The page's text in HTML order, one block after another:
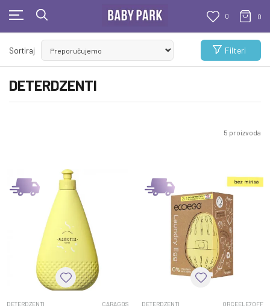
0 0
KUPUJTE BEZ OGRANIČENJA!
- DO 12 RATA BEZ LIMITA
DETERDZENTI
Sortiraj Filteri
5 proizvoda
DETERDZENTI CARAGDS DETERDZENTI ORCEELE70FF